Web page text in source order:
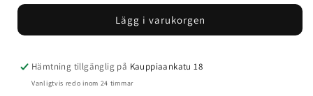
för
Åkerberg
Peeling
för
Maria
Åkerberg
Peeling
Lägg i varukorgen
Hämtning tillgänglig på Kauppiaankatu 18
Vanligtvis redo inom 24 timmar